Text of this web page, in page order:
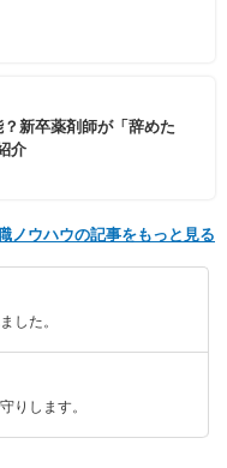
新卒薬剤師が「辞めた
介
ノウハウの記事をもっと見る
した。
りします。